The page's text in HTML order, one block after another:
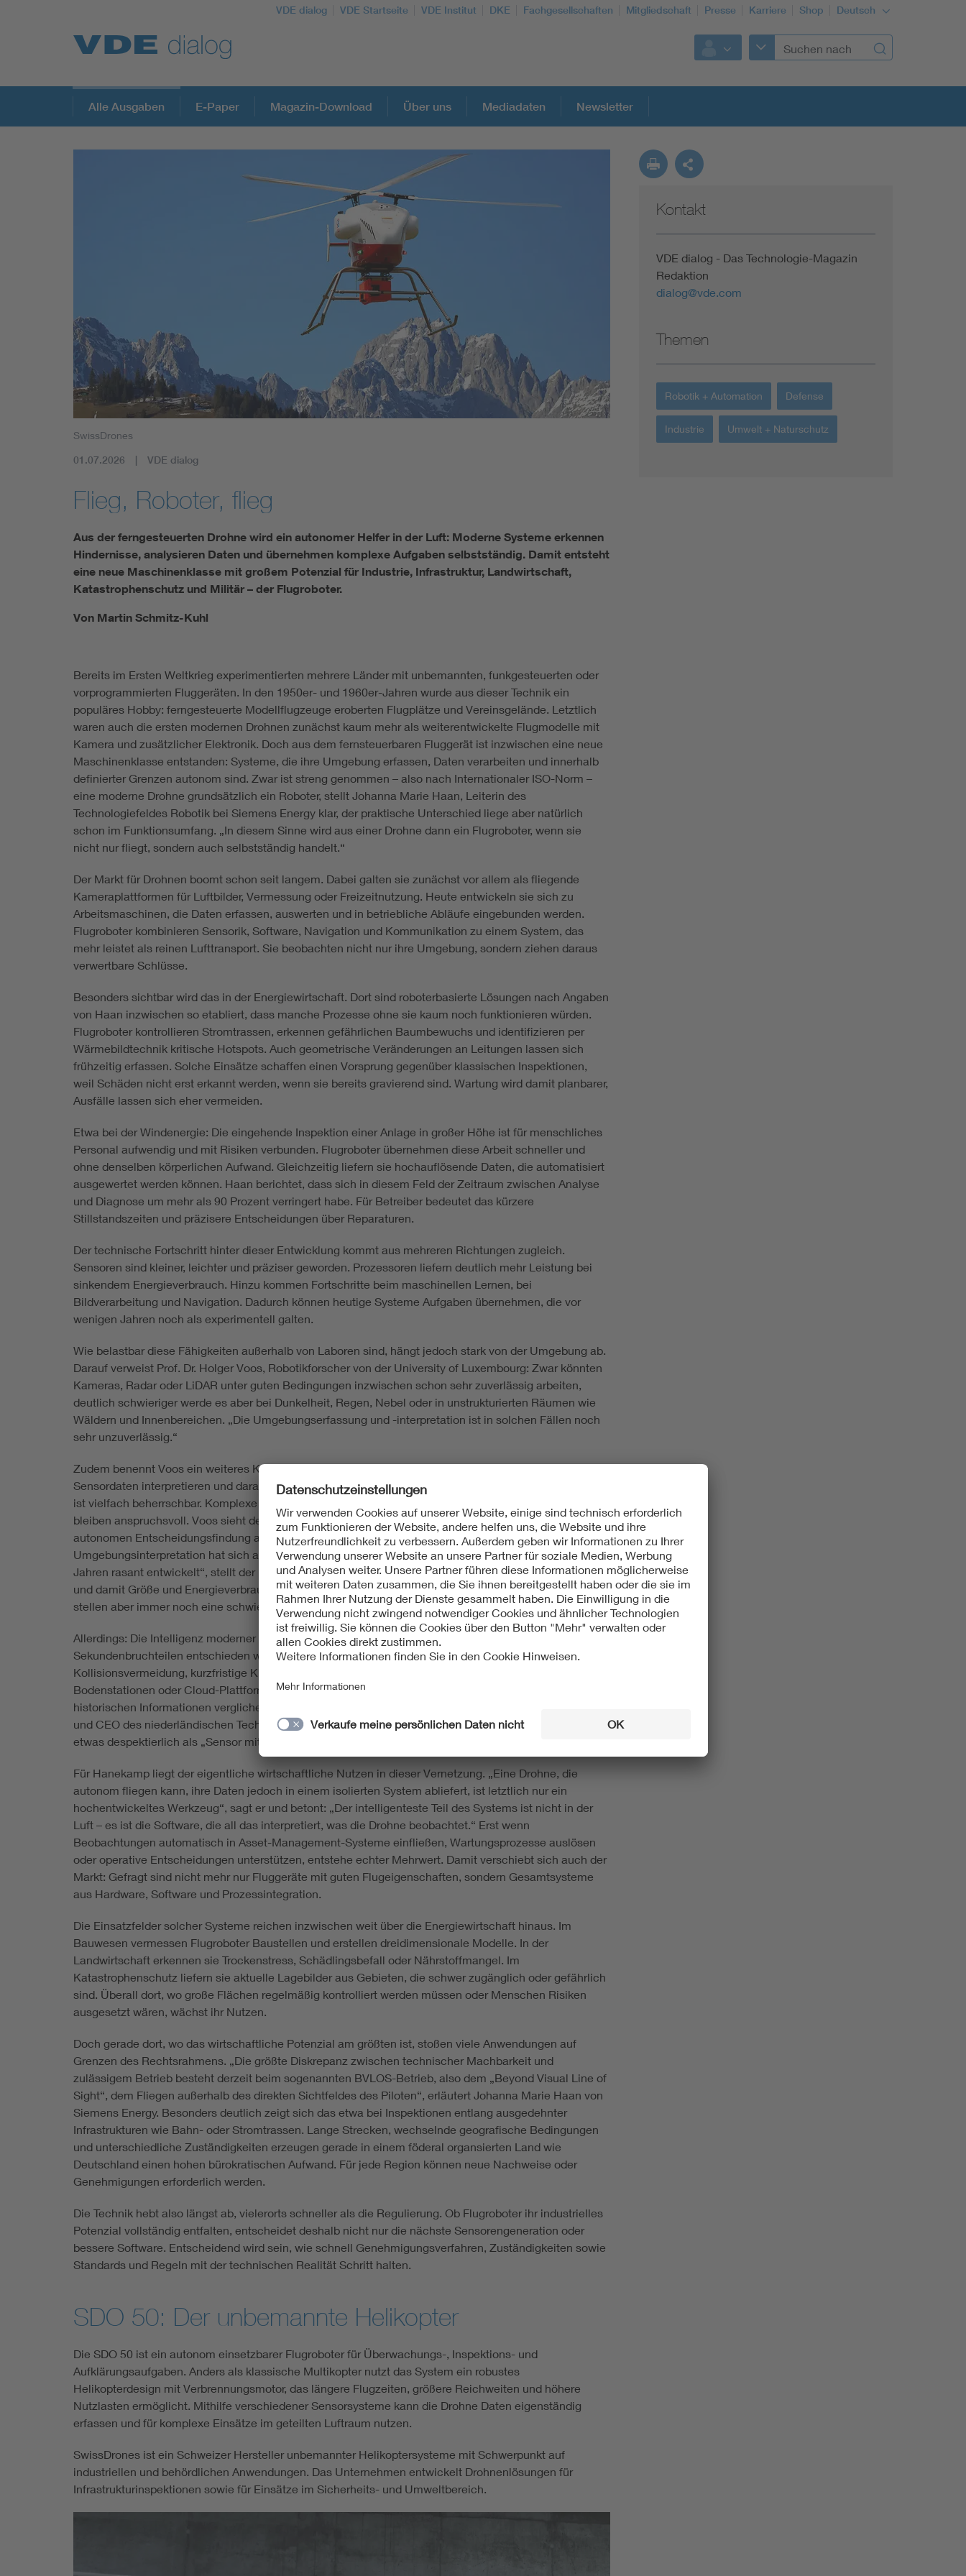
VDE dialog VDE Startseite VDE Institut DKE Fachgesellschaften Mitgliedschaft Presse Karriere Shop Deutsch
Alle Ausgaben E-Paper Magazin-Download Über uns Mediadaten Newsletter
SwissDrones
01.07.2026 VDE dialog
Flieg, Roboter, flieg
Aus der ferngesteuerten Drohne wird ein autonomer Helfer in der Luft: Moderne Systeme erkennen
Hindernisse, analysieren Daten und übernehmen komplexe Aufgaben selbstständig. Damit entsteht
eine neue Maschinenklasse mit großem Potenzial für Industrie, Infrastruktur, Landwirtschaft,
Katastrophenschutz und Militär – der Flugroboter.
Von Martin Schmitz-Kuhl
Bereits im Ersten Weltkrieg experimentierten mehrere Länder mit unbemannten, funkgesteuerten oder
vorprogrammierten Fluggeräten. In den 1950er- und 1960er-Jahren wurde aus dieser Technik ein
populäres Hobby: ferngesteuerte Modellflugzeuge eroberten Flugplätze und Vereinsgelände. Letztlich
waren auch die ersten modernen Drohnen zunächst kaum mehr als weiterentwickelte Flugmodelle mit
Kamera und zusätzlicher Elektronik. Doch aus dem fernsteuerbaren Fluggerät ist inzwischen eine neue
Maschinenklasse entstanden: Systeme, die ihre Umgebung erfassen, Daten verarbeiten und innerhalb
definierter Grenzen autonom sind. Zwar ist streng genommen – also nach Internationaler ISO-Norm –
eine moderne Drohne grundsätzlich ein Roboter, stellt Johanna Marie Haan, Leiterin des
Technologiefeldes Robotik bei Siemens Energy klar, der praktische Unterschied liege aber natürlich
schon im Funktionsumfang. „In diesem Sinne wird aus einer Drohne dann ein Flugroboter, wenn sie
nicht nur fliegt, sondern auch selbstständig handelt.“
Der Markt für Drohnen boomt schon seit langem. Dabei galten sie zunächst vor allem als fliegende
Kameraplattformen für Luftbilder, Vermessung oder Freizeitnutzung. Heute entwickeln sie sich zu
Arbeitsmaschinen, die Daten erfassen, auswerten und in betriebliche Abläufe eingebunden werden.
Flugroboter kombinieren Sensorik, Software, Navigation und Kommunikation zu einem System, das
mehr leistet als reinen Lufttransport. Sie beobachten nicht nur ihre Umgebung, sondern ziehen daraus
verwertbare Schlüsse.
Besonders sichtbar wird das in der Energiewirtschaft. Dort sind roboterbasierte Lösungen nach Angaben
von Haan inzwischen so etabliert, dass manche Prozesse ohne sie kaum noch funktionieren würden.
Flugroboter kontrollieren Stromtrassen, erkennen gefährlichen Baumbewuchs und identifizieren per
Wärmebildtechnik kritische Hotspots. Auch geometrische Veränderungen an Leitungen lassen sich
frühzeitig erfassen. Solche Einsätze schaffen einen Vorsprung gegenüber klassischen Inspektionen,
weil Schäden nicht erst erkannt werden, wenn sie bereits gravierend sind. Wartung wird damit planbarer,
Ausfälle lassen sich eher vermeiden.
Etwa bei der Windenergie: Die eingehende Inspektion einer Anlage in großer Höhe ist für menschliches
Personal aufwendig und mit Risiken verbunden. Flugroboter übernehmen diese Arbeit schneller und
ohne denselben körperlichen Aufwand. Gleichzeitig liefern sie hochauflösende Daten, die automatisiert
ausgewertet werden können. Haan berichtet, dass sich in diesem Feld der Zeitraum zwischen Analyse
und Diagnose um mehr als 90 Prozent verringert habe. Für Betreiber bedeutet das kürzere
Stillstandszeiten und präzisere Entscheidungen über Reparaturen.
Der technische Fortschritt hinter dieser Entwicklung kommt aus mehreren Richtungen zugleich.
Sensoren sind kleiner, leichter und präziser geworden. Prozessoren liefern deutlich mehr Leistung bei
sinkendem Energieverbrauch. Hinzu kommen Fortschritte beim maschinellen Lernen, bei
Bildverarbeitung und Navigation. Dadurch können heutige Systeme Aufgaben übernehmen, die vor
wenigen Jahren noch als experimentell galten.
Wie belastbar diese Fähigkeiten außerhalb von Laboren sind, hängt jedoch stark von der Umgebung ab.
Darauf verweist Prof. Dr. Holger Voos, Robotikforscher von der University of Luxembourg: Zwar könnten
Kameras, Radar oder LiDAR unter guten Bedingungen inzwischen schon sehr zuverlässig arbeiten,
deutlich schwieriger werde es aber bei Dunkelheit, Regen, Nebel oder in unstrukturierten Räumen wie
Wäldern und Innenbereichen. „Die Umgebungserfassung und -interpretation ist in solchen Fällen noch
sehr unzuverlässig.“
Zudem benennt Voos ein weiteres Kernproblem: Sehen allein genügt nicht. Ein Flugroboter muss
Sensordaten interpretieren und daraus richtige Entscheidungen ableiten. Einzelne Objekte zu erkennen,
ist vielfach beherrschbar. Komplexe Situationen mit vielen beweglichen und statischen Elementen
bleiben anspruchsvoll. Voos sieht deshalb die größten Grenzen derzeit eher in der Interpretation und
autonomen Entscheidungsfindung als in der reinen Datenerfassung. „Das Forschungsgebiet der
Umgebungsinterpretation hat sich aufgrund neuer Methoden der Künstlichen Intelligenz in den letzten
Jahren rasant entwickelt“, stellt der Ingenieurwissenschaftler fest. „Die benötigten Rechenleistungen
und damit Größe und Energieverbrauch der an Bord eines Flugroboters zu integrierenden Rechner
stellen aber immer noch eine schwierige Begrenzung dar.“
Allerdings: Die Intelligenz moderner Flugrobotik ist nicht auf das Flugobjekt selbst begrenzt. Was in
Sekundenbruchteilen entschieden werden muss, geschieht nach wie vor an Bord – Stabilisierung,
Kollisionsvermeidung, kurzfristige Kursanpassungen. Größere Analysen laufen dagegen oft in
Bodenstationen oder Cloud-Plattformen. Dort werden Daten vieler Einsätze zusammengeführt, mit
historischen Informationen verglichen und in Arbeitsprozesse integriert. Jeroen Hanekamp, Mitgründer
und CEO des niederländischen Technologieunternehmens Aerosophia, beschreibt die Drohne deshalb
etwas despektierlich als „Sensor mit Flügeln“.
Für Hanekamp liegt der eigentliche wirtschaftliche Nutzen in dieser Vernetzung. „Eine Drohne, die
autonom fliegen kann, ihre Daten jedoch in einem isolierten System abliefert, ist letztlich nur ein
hochentwickeltes Werkzeug“, sagt er und betont: „Der intelligenteste Teil des Systems ist nicht in der
Luft – es ist die Software, die all das interpretiert, was die Drohne beobachtet.“ Erst wenn
Beobachtungen automatisch in Asset-Management-Systeme einfließen, Wartungsprozesse auslösen
oder operative Entscheidungen unterstützen, entstehe echter Mehrwert. Damit verschiebt sich auch der
Markt: Gefragt sind nicht mehr nur Fluggeräte mit guten Flugeigenschaften, sondern Gesamtsysteme
aus Hardware, Software und Prozessintegration.
Die Einsatzfelder solcher Systeme reichen inzwischen weit über die Energiewirtschaft hinaus. Im
Bauwesen vermessen Flugroboter Baustellen und erstellen dreidimensionale Modelle. In der
Landwirtschaft erkennen sie Trockenstress, Schädlingsbefall oder Nährstoffmangel. Im
Katastrophenschutz liefern sie aktuelle Lagebilder aus Gebieten, die schwer zugänglich oder gefährlich
sind. Überall dort, wo große Flächen regelmäßig kontrolliert werden müssen oder Menschen Risiken
ausgesetzt wären, wächst ihr Nutzen.
Doch gerade dort, wo das wirtschaftliche Potenzial am größten ist, stoßen viele Anwendungen auf
Grenzen des Rechtsrahmens. „Die größte Diskrepanz zwischen technischer Machbarkeit und
zulässigem Betrieb besteht derzeit beim sogenannten BVLOS-Betrieb, also dem „Beyond Visual Line of
Sight“, dem Fliegen außerhalb des direkten Sichtfeldes des Piloten“, erläutert Johanna Marie Haan von
Siemens Energy. Besonders deutlich zeigt sich das etwa bei Inspektionen entlang ausgedehnter
Infrastrukturen wie Bahn- oder Stromtrassen. Lange Strecken, wechselnde geografische Bedingungen
und unterschiedliche Zuständigkeiten erzeugen gerade in einem föderal organsierten Land wie
Deutschland einen hohen bürokratischen Aufwand. Für jede Region können neue Nachweise oder
Genehmigungen erforderlich werden.
Die Technik hebt also längst ab, vielerorts schneller als die Regulierung. Ob Flugroboter ihr industrielles
Potenzial vollständig entfalten, entscheidet deshalb nicht nur die nächste Sensorengeneration oder
bessere Software. Entscheidend wird sein, wie schnell Genehmigungsverfahren, Zuständigkeiten sowie
Standards und Regeln mit der technischen Realität Schritt halten.
SDO 50: Der unbemannte Helikopter
Die SDO 50 ist ein autonom einsetzbarer Flugroboter für Überwachungs-, Inspektions- und
Aufklärungsaufgaben. Anders als klassische Multikopter nutzt das System ein robustes
Helikopterdesign mit Verbrennungsmotor, das längere Flugzeiten, größere Reichweiten und höhere
Nutzlasten ermöglicht. Mithilfe verschiedener Sensorsysteme kann die Drohne Daten eigenständig
erfassen und für komplexe Einsätze im geteilten Luftraum nutzen.
SwissDrones ist ein Schweizer Hersteller unbemannter Helikoptersysteme mit Schwerpunkt auf
industriellen und behördlichen Anwendungen. Das Unternehmen entwickelt Drohnenlösungen für
Infrastrukturinspektionen sowie für Einsätze im Sicherheits- und Umweltbereich.
Kontakt
VDE dialog - Das Technologie-Magazin
Redaktion
dialog@vde.com
Themen
Robotik + Automation Defense
Industrie Umwelt + Naturschutz